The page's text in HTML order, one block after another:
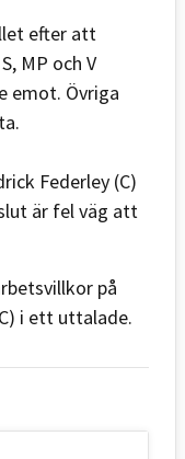
efter att
MP och V
emot. Övriga
Federley (C)
är fel väg att
på
i ett uttalade.